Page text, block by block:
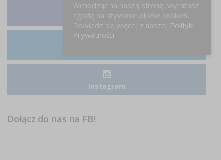
Facebook
Instagram
Dołącz do nas na FB!
Wchodząc na naszą stronę, wyrażasz
zgodę na używanie plików cookies.
Dowiedz się więcej z naszej Polityki
Prywatności